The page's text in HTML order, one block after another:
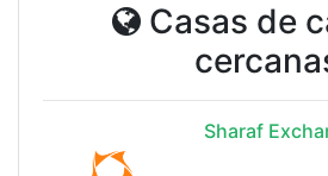
Casas de
Sharaf